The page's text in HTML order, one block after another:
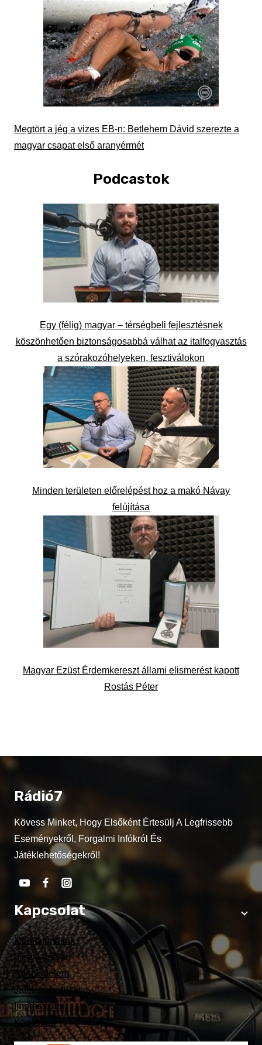
Megtört a jég a vizes EB-n: Betlehem Dávid szerezte a
magyar csapat első aranyérmét
Podcastok
Egy (félig) magyar – térségbeli fejlesztésnek
köszönhetően biztonságosabbá válhat az italfogyasztás
a szórakozóhelyeken, fesztiválokon
Minden területen előrelépést hoz a makó Návay
felújítása
Magyar Ezüst Érdemkereszt állami elismerést kapott
Rostás Péter
Rádió7
Kövess Minket, Hogy Elsőként Értesülj A Legfrissebb
Eseményekről, Forgalmi Infókról És
Játéklehetőségekről!
Kapcsolat
Munkatársaink
Médiaajánlat
Adatvédelem
Játékszabályzat
Impresszum
Kapcsolat